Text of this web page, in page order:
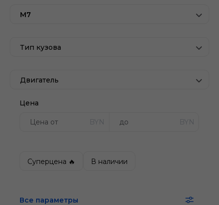
M7
Тип кузова
Двигатель
Цена
BYN BYN
Суперцена 🔥 В наличии
Все параметры